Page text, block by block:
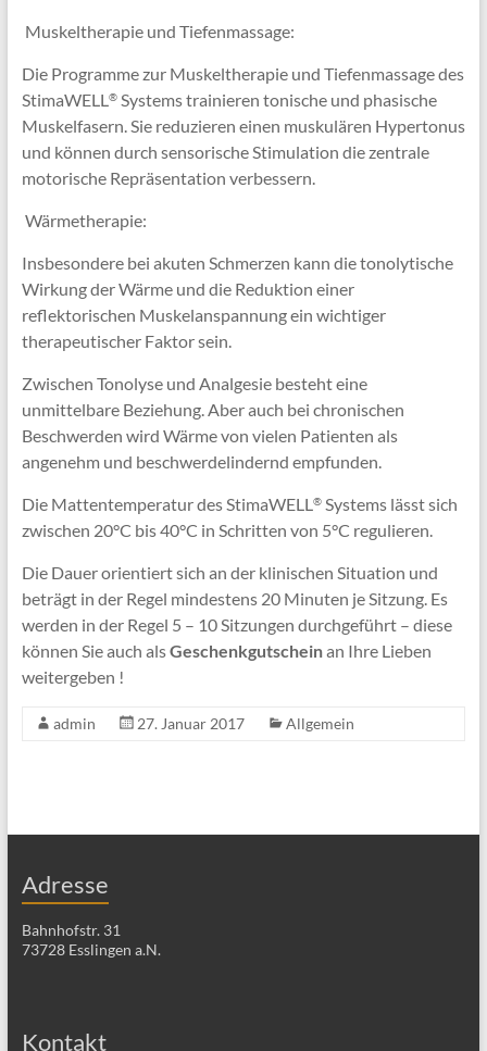
 Muskeltherapie und Tiefenmassage:
Die Programme zur Muskeltherapie und Tiefenmassage des
StimaWELL®Systems trainieren tonische und phasische
Muskelfasern. Sie reduzieren einen muskulären Hypertonus
und können durch sensorische Stimulation die zentrale
motorische Repräsentation verbessern.
 Wärmetherapie:
Insbesondere bei akuten Schmerzen kann die tonolytische
Wirkung der Wärme und die Reduktion einer
reflektorischen Muskelanspannung ein wichtiger
therapeutischer Faktor sein.
Zwischen Tonolyse und Analgesie besteht eine
unmittelbare Beziehung. Aber auch bei chronischen
Beschwerden wird Wärme von vielen Patienten als
angenehm und beschwerdelindernd empfunden.
Die Mattentemperatur des StimaWELL®Systems lässt sich
zwischen 20°C bis 40°C in Schritten von 5°C regulieren.
Die Dauer orientiert sich an der klinischen Situation und
beträgt in der Regel mindestens 20 Minuten je Sitzung. Es
werden in der Regel 5 – 10 Sitzungen durchgeführt – diese
können Sie auch alsGeschenkgutscheinan Ihre Lieben
weitergeben !
admin 27. Januar 2017 Allgemein
Adresse
Bahnhofstr. 31
73728 Esslingen a.N.
Kontakt